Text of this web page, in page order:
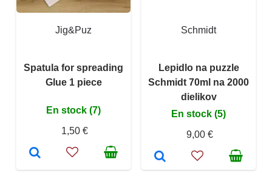
Jig&Puz
Spatula for spreading
Glue 1 piece
En stock (7)
1,50 €
Schmidt
Lepidlo na puzzle
Schmidt 70ml na 2000
dielikov
En stock (5)
9,00 €